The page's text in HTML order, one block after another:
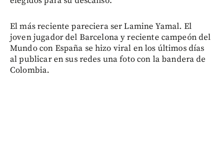
El más reciente pareciera ser Lamine Yamal. El
joven jugador del Barcelona y reciente campeón del
Mundo con España se hizo viral en los últimos días
al publicar en sus redes una foto con la bandera de
Colombia.